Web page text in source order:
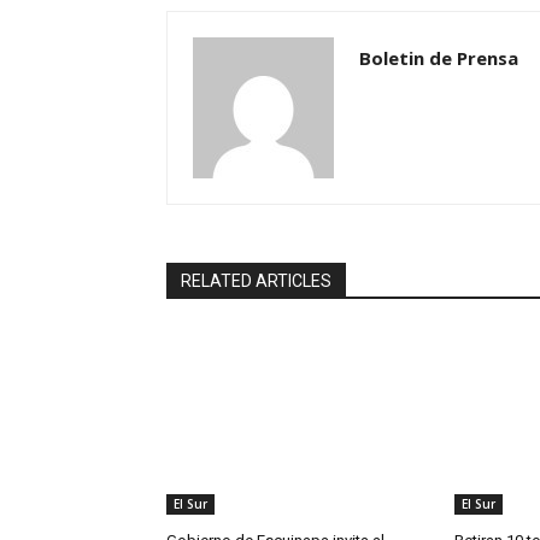
Boletin de Prensa
RELATED ARTICLES
El Sur El Sur